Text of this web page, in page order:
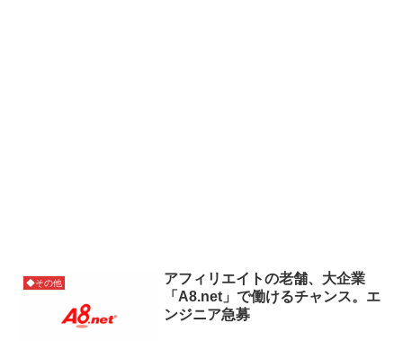
◆その他
アフィリエイトの老舗、大企業
「A8.net」で働けるチャンス。エ
ンジニア急募